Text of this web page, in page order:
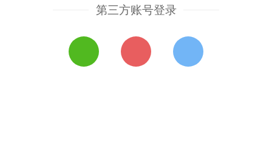
第三方账号登录